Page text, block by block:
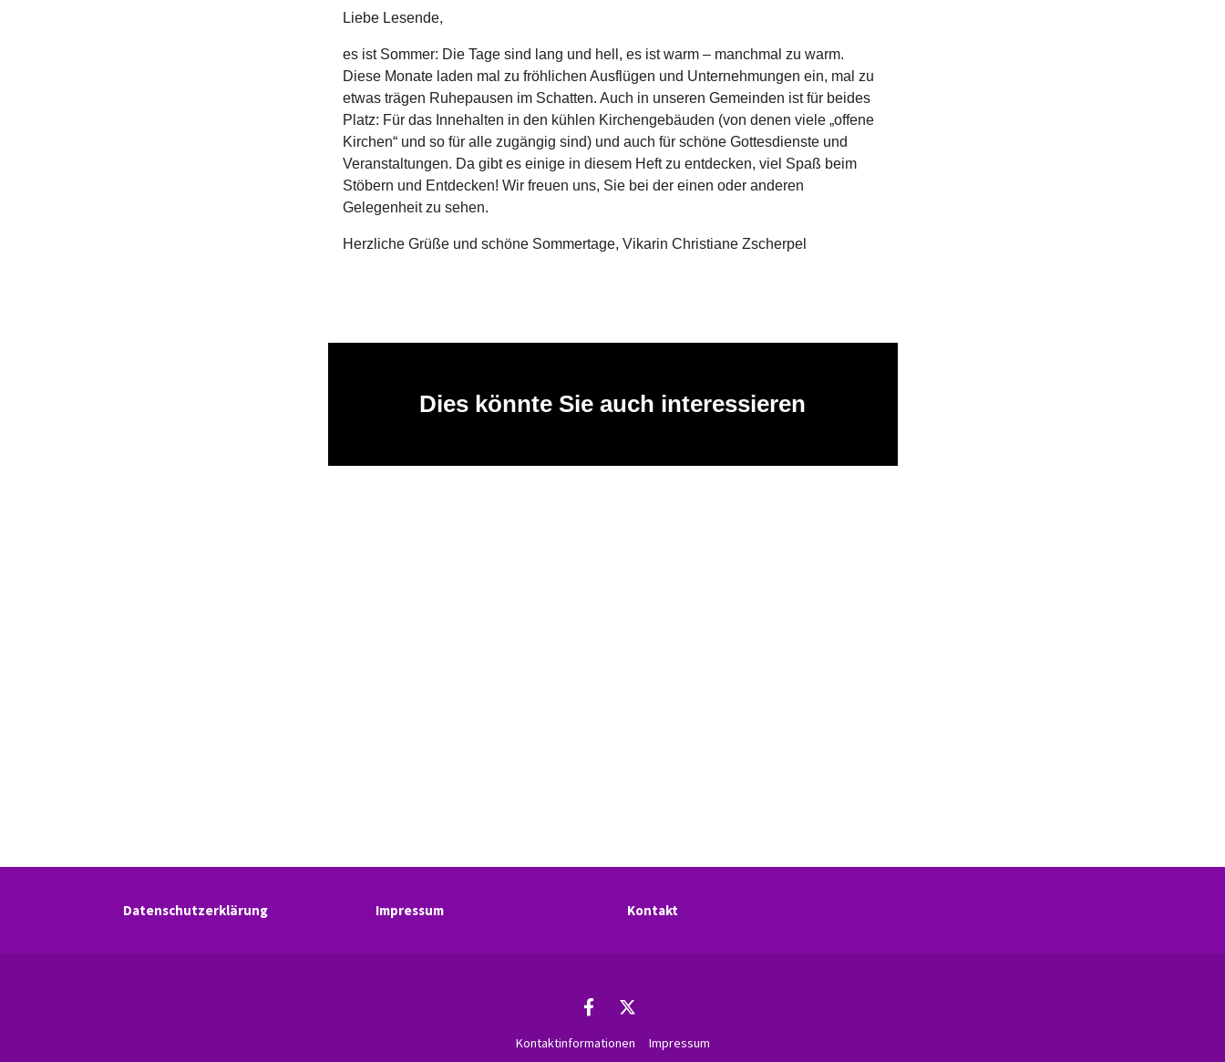
Liebe Lesende,
es ist Sommer: Die Tage sind lang und hell, es ist warm – manchmal zu warm.
Diese Monate laden mal zu fröhlichen Ausflügen und Unternehmungen ein, mal zu
etwas trägen Ruhepausen im Schatten. Auch in unseren Gemeinden ist für beides
Platz: Für das Innehalten in den kühlen Kirchengebäuden (von denen viele „offene
Kirchen“ und so für alle zugängig sind) und auch für schöne Gottesdienste und
Veranstaltungen. Da gibt es einige in diesem Heft zu entdecken, viel Spaß beim
Stöbern und Entdecken! Wir freuen uns, Sie bei der einen oder anderen
Gelegenheit zu sehen.
Herzliche Grüße und schöne Sommertage, Vikarin Christiane Zscherpel
Dies könnte Sie auch interessieren
Datenschutzerklärung Impressum Kontakt
Kontaktinformationen Impressum